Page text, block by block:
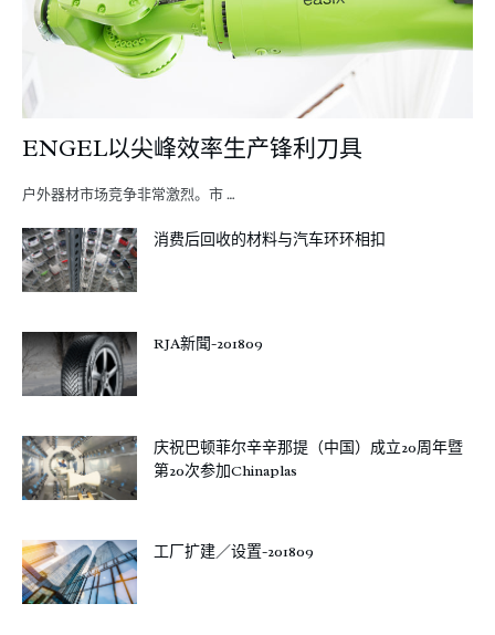
ENGEL以尖峰效率生产锋利刀具
户外器材市场竞争非常激烈。市 …
消费后回收的材料与汽车环环相扣
RJA新聞-201809
庆祝巴顿菲尔辛辛那提（中国）成立20周年暨
第20次参加Chinaplas
工厂扩建／设置-201809